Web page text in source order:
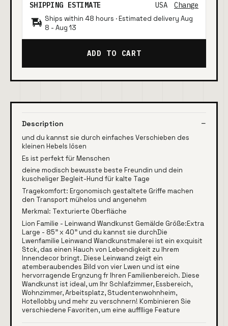
SHIPPING ESTIMATE USA Change
Ships within 48 hours · Estimated delivery Aug
8 - Aug 13
ADD TO CART
Description
und du kannst sie durch einfaches Verschieben des
kleinen Hebels lösen
Es ist perfekt für Menschen
deine modisch bewusste beste Freundin und dein
kuscheliger Begleit-Hund für kalte Tage
Tragekomfort: Ergonomisch gestaltete Griffe machen
den Transport mühelos und angenehm
Merkmal: Texturierte Oberfläche
Lion Familie - Leinwand Wandkunst Gemälde Größe:Extra
Large - 85" x 40" und du kannst sie durchDie
Lwenfamilie Leinwand Wandkunstmalerei ist ein exquisit
Stck, das einen Hauch von Lebendigkeit zu Ihrem
Innendecor bringt. Diese Leinwand zeigt ein
atemberaubendes Bild von vier Lwen und ist eine
hervorragende Ergnzung fr Ihren Familienbereich. Diese
Wandkunst ist ideal, um Ihr Schlafzimmer, Essbereich,
Wohnzimmer, Arbeitsplatz, Studentenwohnheim,
Hotellobby und mehr zu verschnern! Kombinieren Sie
verschiedene Favoriten, um eine auffllige Feature